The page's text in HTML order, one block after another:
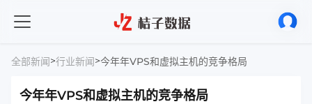
全部新闻>行业新闻>今年年VPS和虚拟主机的竞争格局
今年年VPS和虚拟主机的竞争格局